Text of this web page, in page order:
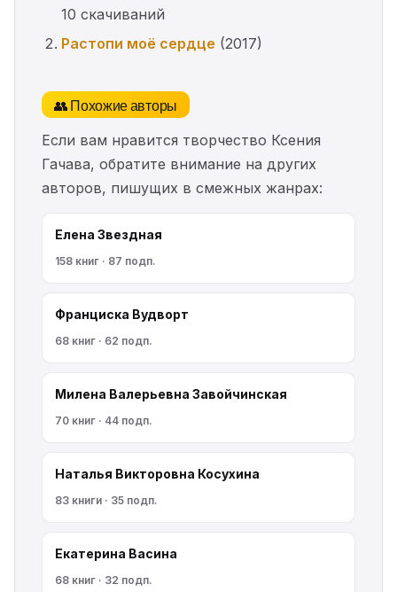
10 скачиваний
Растопи моё сердце (2017)
👥 Похожие авторы
Если вам нравится творчество Ксения
Гачава, обратите внимание на других
авторов, пишущих в смежных жанрах:
Елена Звездная
158 книг · 87 подп.
Франциска Вудворт
68 книг · 62 подп.
Милена Валерьевна Завойчинская
70 книг · 44 подп.
Наталья Викторовна Косухина
83 книги · 35 подп.
Екатерина Васина
68 книг · 32 подп.